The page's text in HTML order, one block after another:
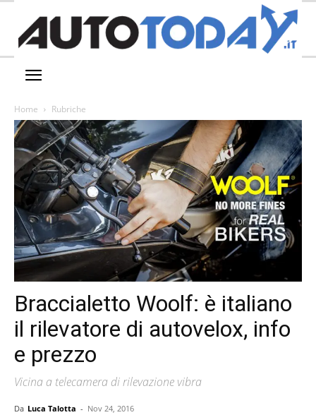
Home Rubriche
Braccialetto Woolf: è italiano
il rilevatore di autovelox, info
e prezzo
Vicina a telecamera di rilevazione vibra
Da Luca Talotta - Nov 24, 2016